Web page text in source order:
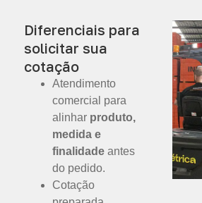
Diferenciais para
solicitar sua
cotação
Atendimento
comercial para
alinhar produto,
medida e
finalidade antes
do pedido.
Cotação